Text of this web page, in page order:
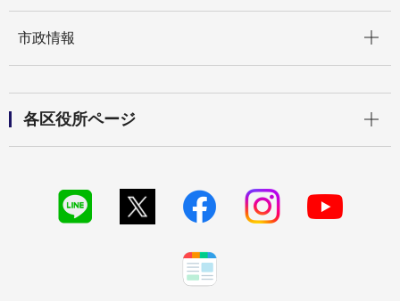
市政情報
各区役所ページ